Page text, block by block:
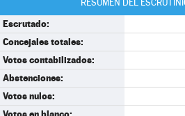
RESUMEN DEL
Escrutado:
Concejales totales:
Votos contabilizados:
Abstenciones:
Votos nulos: